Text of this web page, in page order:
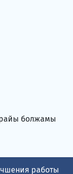
райы болжамы
работы